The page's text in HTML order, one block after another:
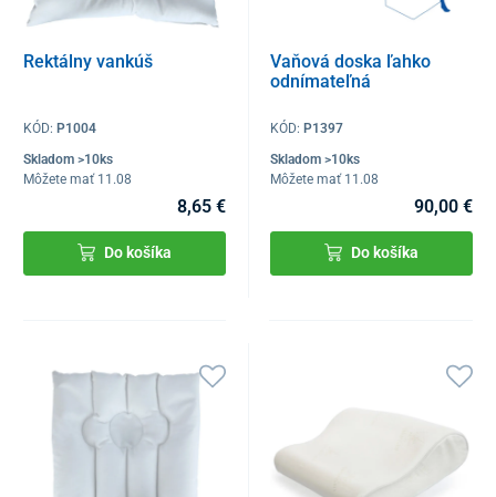
Rektálny vankúš
KÓD: P1004
Skladom >10ks
Môžete mať 11.08
8,65 €
Do košíka
Vaňová doska ľahko
odnímateľná
KÓD: P1397
Skladom >10ks
Môžete mať 11.08
90,00 €
Do košíka